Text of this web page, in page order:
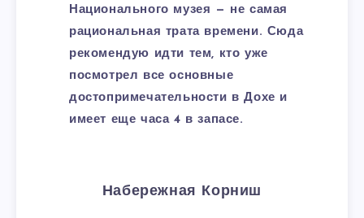
Национального музея — не самая
рациональная трата времени. Сюда
рекомендую идти тем, кто уже
посмотрел все основные
достопримечательности в Дохе и
имеет еще часа 4 в запасе.
Набережная Корниш